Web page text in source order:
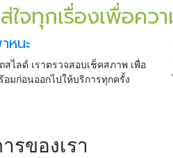
ส่ใจทุกเรื่องเพื่อค
หนะ
สไลด์ เราตรวจสอบเช็คสภาพ เพื่อ
อมก่อนออกไปให้บริการทุกครั้ง
รของเรา